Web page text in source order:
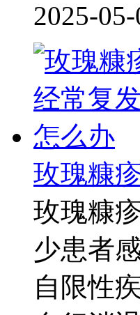
2025-05-
玫瑰糠
玫瑰糠
少患者
自限性